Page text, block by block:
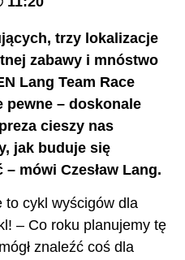
trzy lokalizacje
zabawy i mnóstwo
Lang Team Race
pewne – doskonale
cieszy nas
jak buduje się
mówi Czesław Lang.
to cykl wyścigów dla
– Co roku planujemy tę
znaleźć coś dla